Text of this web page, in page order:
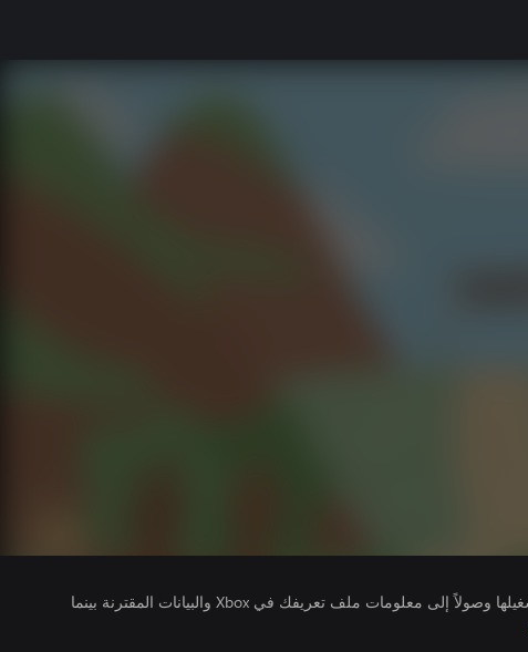
يتلقى ناشرو الألعاب التي تقوم بتشغيلها وصولاً إلى معلومات ملف تعريفك في Xbox والبيانات المقترنة بينما